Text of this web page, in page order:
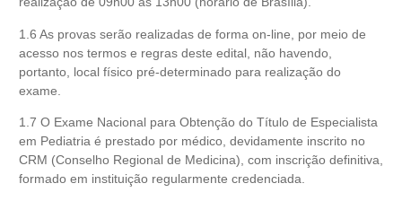
1.6 As provas serão realizadas de forma on-line, por meio de
acesso nos termos e regras deste edital, não havendo,
portanto, local físico pré-determinado para realização do
exame.
1.7 O Exame Nacional para Obtenção do Título de Especialista
em Pediatria é prestado por médico, devidamente inscrito no
CRM (Conselho Regional de Medicina), com inscrição definitiva,
formado em instituição regularmente credenciada.